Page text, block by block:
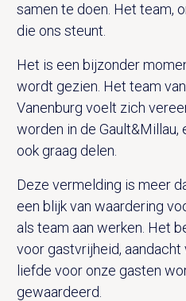
samen te doen. Het team,
die ons steunt.
Het is een bijzonder
wordt gezien. Het team
Vanenburg voelt zich
worden in de Gault&Millau,
ook graag delen.
Deze vermelding is meer
een blijk van waardering
als team aan werken. Het
voor gastvrijheid,
liefde voor onze gasten
gewaardeerd.